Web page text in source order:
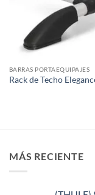
BARRAS PORTAEQUIPAJES
Rack de Techo
MÁS RECIENTE